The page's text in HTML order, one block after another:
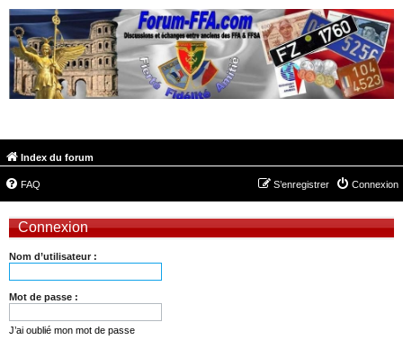
Index du forum
FAQ Connexion
S’enregistrer
Connexion
Nom d’utilisateur :
Mot de passe :
J’ai oublié mon mot de passe